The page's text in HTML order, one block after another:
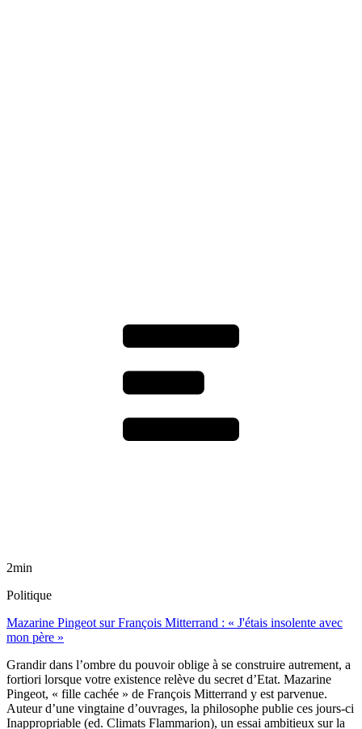
2min
Politique
Mazarine Pingeot sur François Mitterrand : « J'étais insolente avec
mon père »
Grandir dans l’ombre du pouvoir oblige à se construire autrement, a
fortiori lorsque votre existence relève du secret d’Etat. Mazarine
Pingeot, « fille cachée » de François Mitterrand y est parvenue.
Auteur d’une vingtaine d’ouvrages, la philosophe publie ces jours-ci
Inappropriable (ed. Climats Flammarion), un essai ambitieux sur la